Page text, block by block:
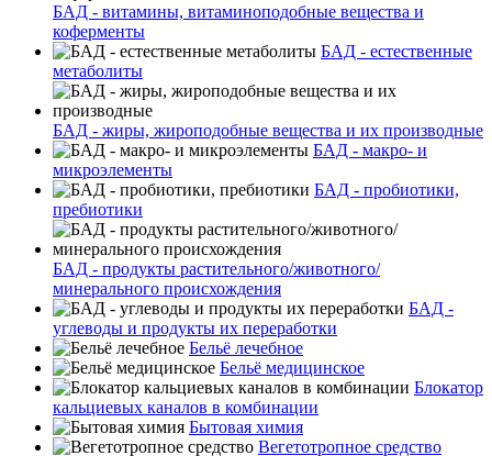
БАД - витамины, витаминоподобные вещества и
коферменты
БАД - естественные
метаболиты
БАД - жиры, жироподобные вещества и их производные
БАД - макро- и
микроэлементы
БАД - пробиотики,
пребиотики
БАД - продукты растительного/животного/
минерального происхождения
БАД -
углеводы и продукты их переработки
Бельё лечебное
Бельё медицинское
Блокатор
кальциевых каналов в комбинации
Бытовая химия
Вегетотропное средство